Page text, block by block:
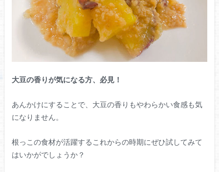
大豆の香りが気になる方、必見！
あんかけにすることで、大豆の香りもやわらかい食感も気
になりません。
根っこの食材が活躍するこれからの時期にぜひ試してみて
はいかがでしょうか？